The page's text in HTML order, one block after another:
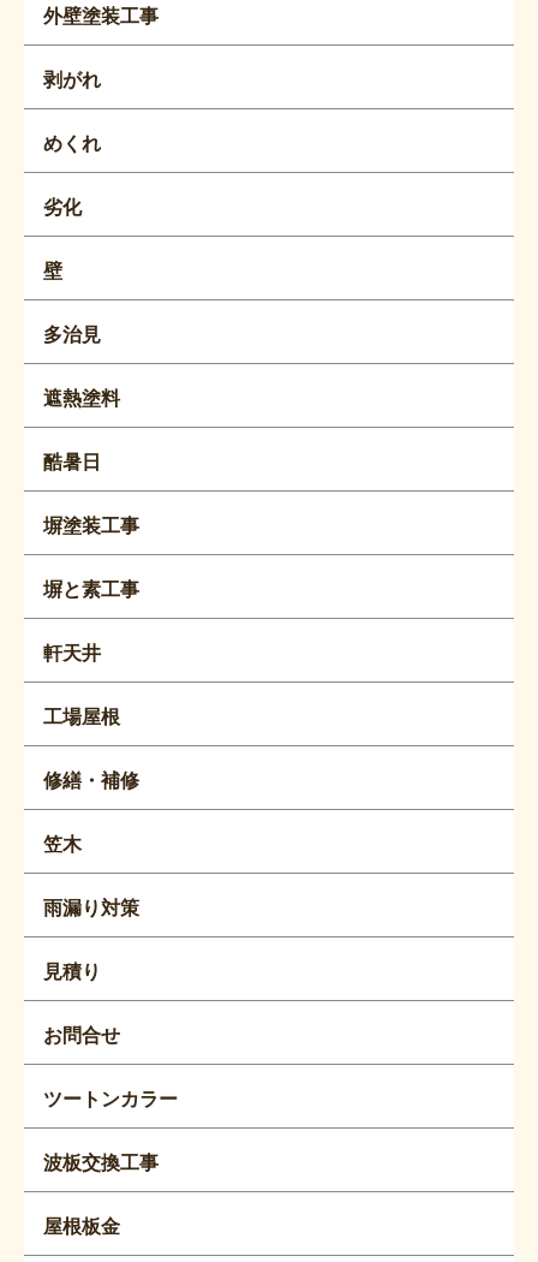
外壁塗装工事
剥がれ
めくれ
劣化
壁
多治見
遮熱塗料
酷暑日
塀塗装工事
塀と素工事
軒天井
工場屋根
修繕・補修
笠木
雨漏り対策
見積り
お問合せ
ツートンカラー
波板交換工事
屋根板金